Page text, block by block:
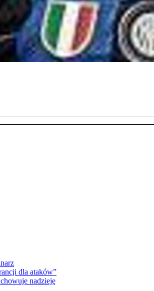
dla ataków”
nadzieję